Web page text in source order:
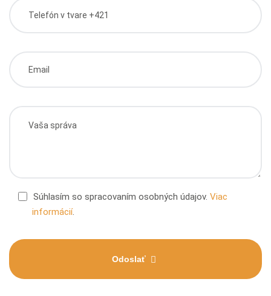
Súhlasím so spracovaním osobných údajov.Viac
informácií.
Odoslať